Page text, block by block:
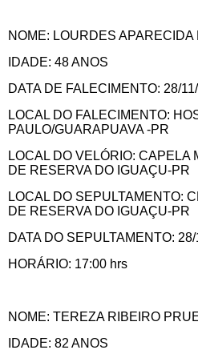
NOME: LOURDES
IDADE: 48 ANOS
DATA DE FALECIMENTO: 28/
LOCAL DO FALECIMENTO:
PAULO/GUARAPUAVA -PR
LOCAL DO VELÓRIO: CAPELA
DE RESERVA DO IGUAÇU-PR
LOCAL DO SEPULTAMENTO:
DE RESERVA DO IGUAÇU-PR
DATA DO SEPULTAMENTO:
HORÁRIO: 17:00 hrs
NOME: TEREZA RIBEIRO
IDADE: 82 ANOS